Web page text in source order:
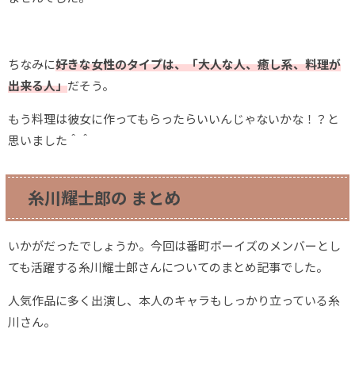
ちなみに好きな女性のタイプは、「大人な人、癒し系、料理が
出来る人」だそう。
もう料理は彼女に作ってもらったらいいんじゃないかな！？と
思いました＾＾
糸川耀士郎の まとめ
いかがだったでしょうか。今回は番町ボーイズのメンバーとし
ても活躍する糸川耀士郎さんについてのまとめ記事でした。
人気作品に多く出演し、本人のキャラもしっかり立っている糸
川さん。